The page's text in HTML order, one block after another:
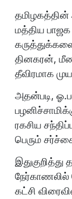
தமிழகத்தின்
மத்திய பாஜக
கருத்துக்களை
தினகரன்,
தீவிரமாக
அதன்படி,
ரகசிய
பெரும்
நேர்காணலில்
கட்சி